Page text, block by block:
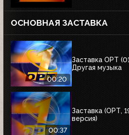
ОСНОВНАЯ ЗАСТАВКА
00:20
Заставка ОРТ
Другая музыка
00:37
Заставка (ОРТ,
версия)